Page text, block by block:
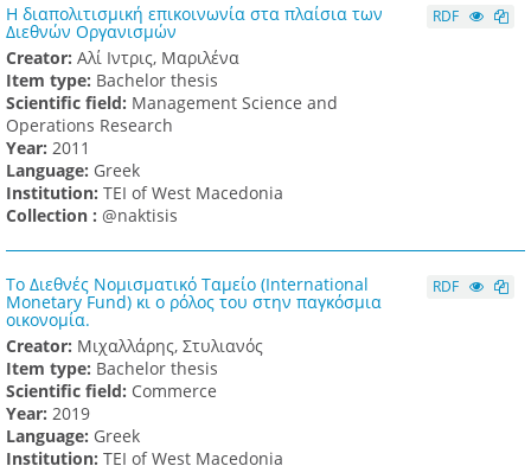
Η διαπολιτισμική επικοινωνία στα πλαίσια των
Διεθνών Οργανισμών
Creator: Αλί Ιντρις, Μαριλένα
Item type: Bachelor thesis
Scientific field: Management Science and
Operations Research
Υear: 2011
Language: Greek
Institution: TEI of West Macedonia
Collection : @naktisis
RDF
Το Διεθνές Νομισματικό Ταμείο (International
Monetary Fund) κι ο ρόλος του στην παγκόσμια
οικονομία.
Creator: Μιχαλλάρης, Στυλιανός
Item type: Bachelor thesis
Scientific field: Commerce
Υear: 2019
Language: Greek
Institution: TEI of West Macedonia
RDF